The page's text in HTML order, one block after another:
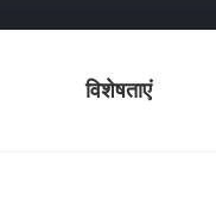
विशेषताएं